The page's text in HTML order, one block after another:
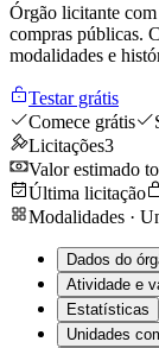
Órgão licitante
compras públicas.
modalidades e
Testar grátis
Comece grátis
Licitações3
Valor estimado
Última licitação
Modalidades ·
Dados do
Atividade e
Estatísticas
Unidades